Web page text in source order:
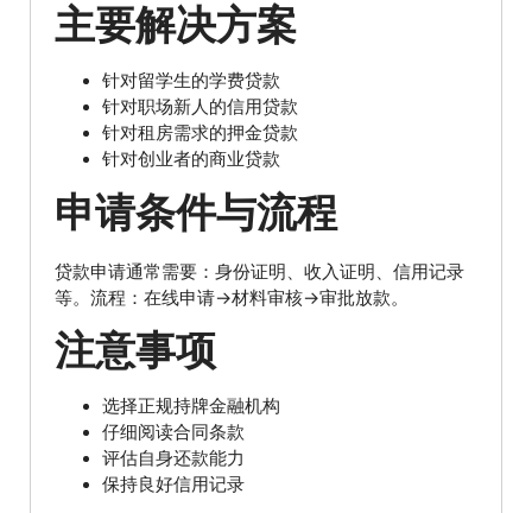
主要解决方案
针对留学生的学费贷款
针对职场新人的信用贷款
针对租房需求的押金贷款
针对创业者的商业贷款
申请条件与流程
贷款申请通常需要：身份证明、收入证明、信用记录
等。流程：在线申请→材料审核→审批放款。
注意事项
选择正规持牌金融机构
仔细阅读合同条款
评估自身还款能力
保持良好信用记录